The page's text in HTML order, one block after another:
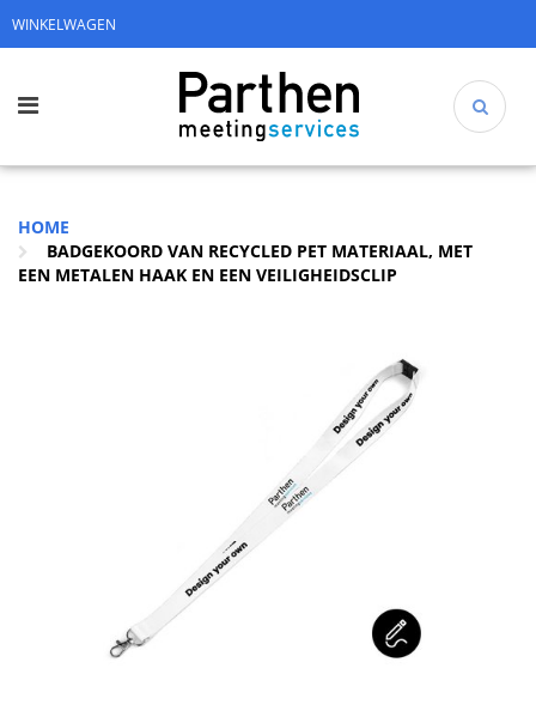
WINKELWAGEN
HOME
BADGEKOORD VAN RECYCLED PET MATERIAAL, MET
EEN METALEN HAAK EN EEN VEILIGHEIDSCLIP